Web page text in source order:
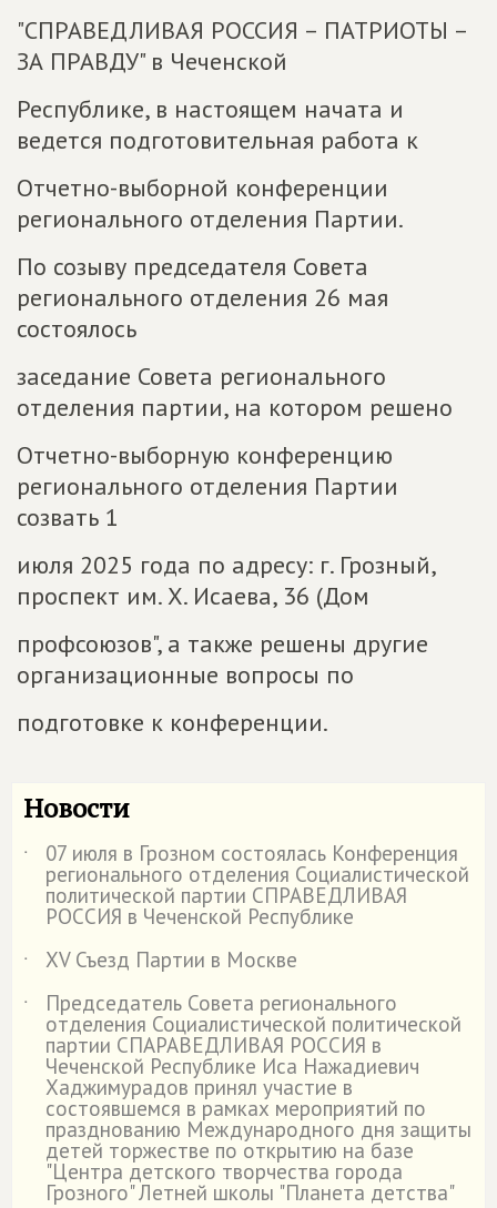
"СПРАВЕДЛИВАЯ РОССИЯ – ПАТРИОТЫ –
ЗА ПРАВДУ" в Чеченской
Республике, в настоящем начата и
ведется подготовительная работа к
Отчетно-выборной конференции
регионального отделения Партии.
По созыву председателя Совета
регионального отделения 26 мая
состоялось
заседание Совета регионального
отделения партии, на котором решено
Отчетно-выборную конференцию
регионального отделения Партии
созвать 1
июля 2025 года по адресу: г. Грозный,
проспект им. Х. Исаева, 36 (Дом
профсоюзов", а также решены другие
организационные вопросы по
подготовке к конференции.
Новости
˙ 07 июля в Грозном состоялась Конференция
регионального отделения Социалистической
политической партии СПРАВЕДЛИВАЯ
РОССИЯ в Чеченской Республике
˙
XV Съезд Партии в Москве
˙
Председатель Совета регионального
отделения Социалистической политической
партии СПАРАВЕДЛИВАЯ РОССИЯ в
Чеченской Республике Иса Нажадиевич
Хаджимурадов принял участие в
состоявшемся в рамках мероприятий по
празднованию Международного дня защиты
детей торжестве по открытию на базе
"Центра детского творчества города
Грозного" Летней школы "Планета детства"